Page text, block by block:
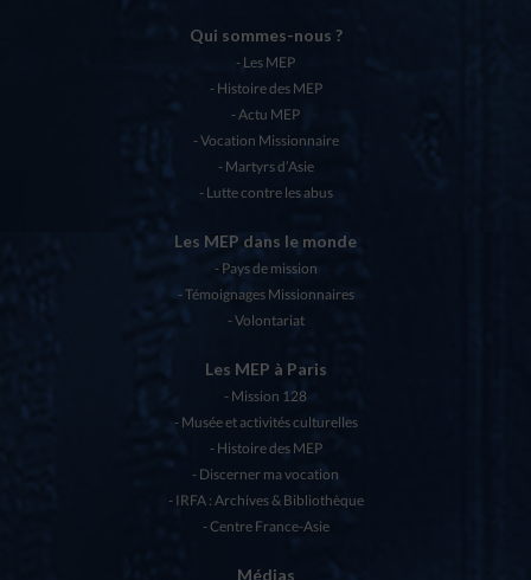
Qui sommes-nous ?
Les MEP
Histoire des MEP
Actu MEP
Vocation Missionnaire
Martyrs d’Asie
Lutte contre les abus
Les MEP dans le monde
Pays de mission
Témoignages Missionnaires
Volontariat
Les MEP à Paris
Mission 128
Musée et activités culturelles
Histoire des MEP
Discerner ma vocation
IRFA : Archives & Bibliothèque
Centre France-Asie
Médias